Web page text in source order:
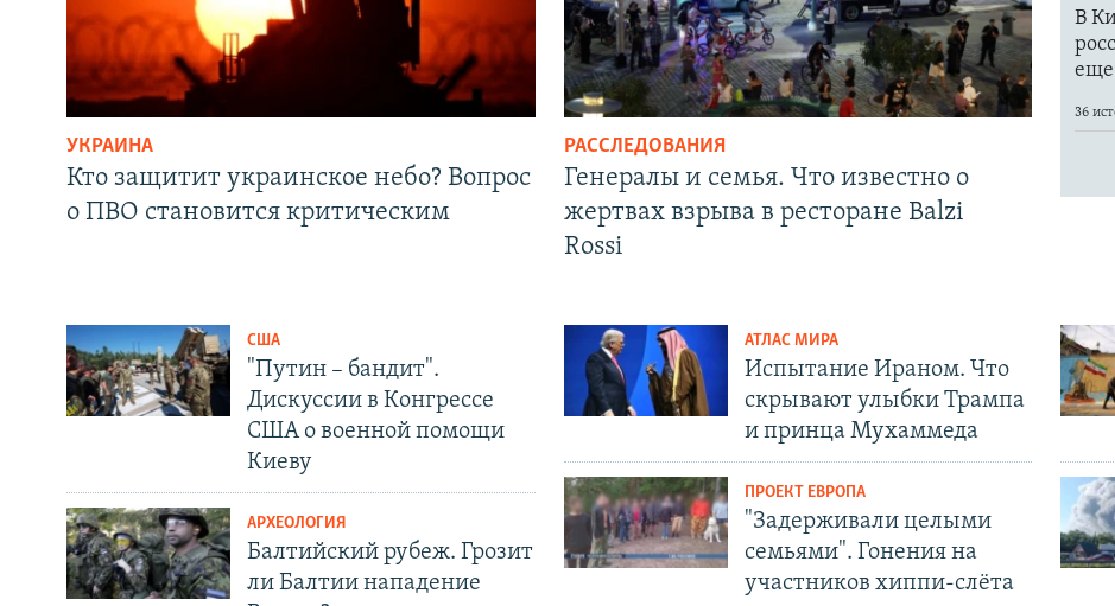
УКРАИНА
Кто защитит украинское небо? Вопрос
о ПВО становится критическим
РАССЛЕДОВАНИЯ
Генералы и семья. Что известно о
жертвах взрыва в ресторане Balzi
Rossi
США
"Путин – бандит".
Дискуссии в Конгрессе
США о военной помощи
Киеву
АРХЕОЛОГИЯ
Балтийский рубеж. Грозит
ли Балтии нападение
АТЛАС МИРА
Испытание Ираном. Что
скрывают улыбки Трампа
и принца Мухаммеда
ПРОЕКТ ЕВРОПА
"Задерживали целыми
семьями". Гонения на
участников хиппи-слёта